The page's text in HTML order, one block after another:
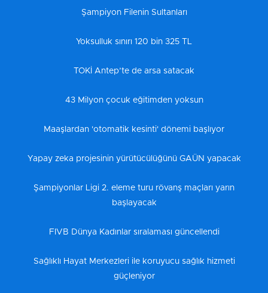
Şampiyon Filenin Sultanları
Yoksulluk sınırı 120 bin 325 TL
TOKİ Antep’te de arsa satacak
43 Milyon çocuk eğitimden yoksun
Maaşlardan 'otomatik kesinti' dönemi başlıyor
Yapay zeka projesinin yürütücülüğünü GAÜN yapacak
Şampiyonlar Ligi 2. eleme turu rövanş maçları yarın
başlayacak
FIVB Dünya Kadınlar sıralaması güncellendi
Sağlıklı Hayat Merkezleri ile koruyucu sağlık hizmeti
güçleniyor